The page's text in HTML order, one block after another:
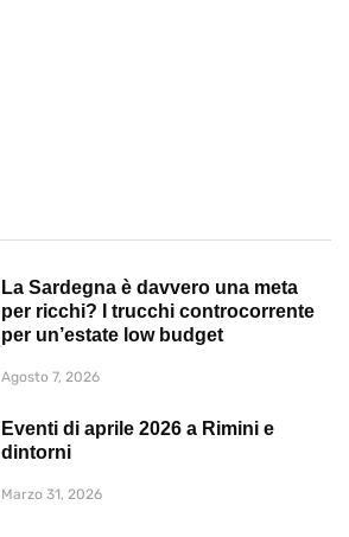
La Sardegna è davvero una meta
per ricchi? I trucchi controcorrente
per un’estate low budget
Agosto 7, 2026
Eventi di aprile 2026 a Rimini e
dintorni
Marzo 31, 2026